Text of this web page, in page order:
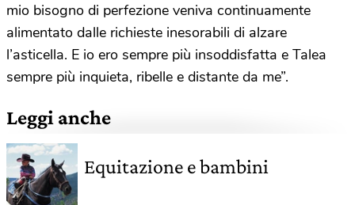
mio bisogno di perfezione veniva continuamente
alimentato dalle richieste inesorabili di alzare
l’asticella. E io ero sempre più insoddisfatta e Talea
sempre più inquieta, ribelle e distante da me”.
Leggi anche
Equitazione e bambini